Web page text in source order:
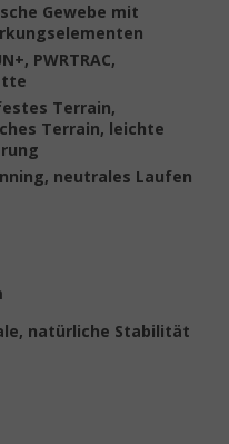
Gewebe mit
PWRTRAC,
Terrain,
Terrain, leichte
neutrales Laufen
natürliche Stabilität